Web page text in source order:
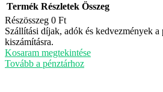
Termékek
a
kosárban
Termék Részletek Összeg
Részösszeg 0 Ft
Szállítási díjak, adók és kedvezmények
kiszámításra.
Kosaram megtekintése
Tovább a pénztárhoz